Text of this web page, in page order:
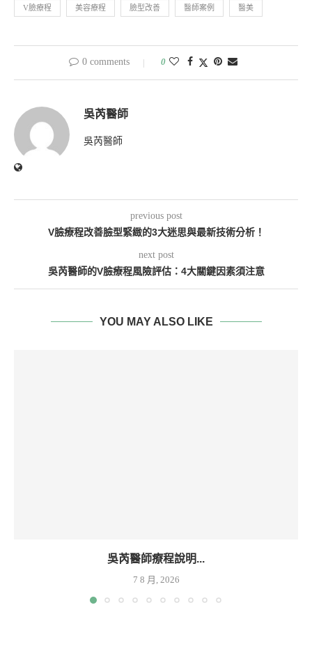
V臉療程 美容療程 臉型改善 醫師案例 醫美
0 comments 0
吳芮醫師
吳芮醫師
previous post
V臉療程改善臉型緊緻的3大迷思與最新技術分析！
next post
吳芮醫師的V臉療程風險評估：4大關鍵因素須注意
YOU MAY ALSO LIKE
吳芮醫師療程說明...
7 8 月, 2026